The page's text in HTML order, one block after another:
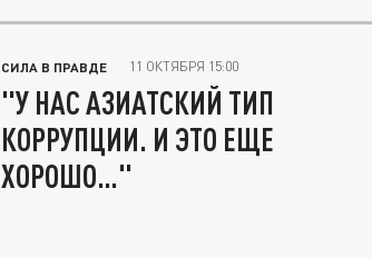
СИЛА В ПРАВДЕ 11 ОКТЯБРЯ 15:00
"У НАС АЗИАТСКИЙ ТИП
КОРРУПЦИИ. И ЭТО ЕЩЕ
ХОРОШО…"